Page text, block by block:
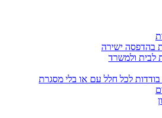
בהדפסה ישירה
לבית ולמשרד
לכל חלל עם או בלי מסגרת